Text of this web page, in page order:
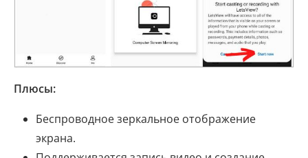
Плюсы:
Беспроводное зеркальное отображение
экрана.